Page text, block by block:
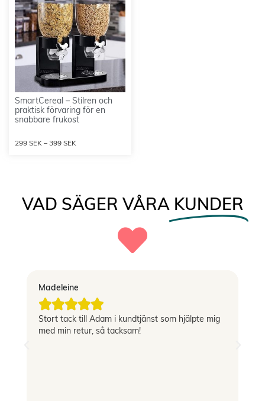
SmartCereal – Stilren och
praktisk förvaring för en
snabbare frukost
299 SEK – 399 SEK
VAD SÄGER VÅRA KUNDER
Madeleine

Stort tack till Adam i kundtjänst som hjälpte mig
med min retur, så tacksam!